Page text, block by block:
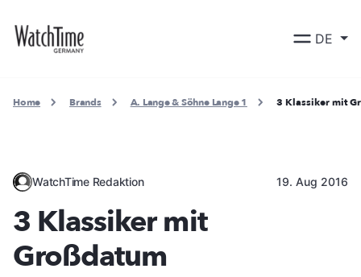
DE
Home Brands A. Lange & Söhne Lange 1 3 Klassiker mit
WatchTime Redaktion 19. Aug 2016
3 Klassiker mit
Großdatum